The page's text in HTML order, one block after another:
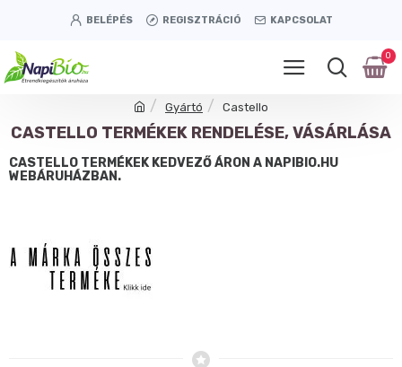
BELÉPÉS REGISZTRÁCIÓ KAPCSOLAT
0
Gyártó Castello
CASTELLO TERMÉKEK RENDELÉSE, VÁSÁRLÁSA
CASTELLO TERMÉKEK KEDVEZŐ ÁRON A NAPIBIO.HU
WEBÁRUHÁZBAN.